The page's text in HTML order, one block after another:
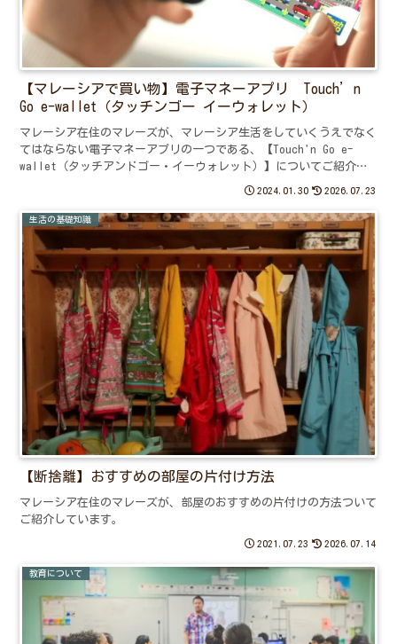
【マレーシアで買い物】電子マネーアプリ Touch’n
Go e-wallet（タッチンゴー イーウォレット）
マレーシア在住のマレーズが、マレーシア生活をしていくうえでなく
てはならない電子マネーアプリの一つである、【Touch'n Go e-
wallet（タッチアンドゴー・イーウォレット）】についてご紹介し
2024.01.30 2026.07.23
生活の基礎知識
【断捨離】おすすめの部屋の片付け方法
マレーシア在住のマレーズが、部屋のおすすめの片付けの方法ついて
ご紹介しています。
2021.07.23 2026.07.14
教育について